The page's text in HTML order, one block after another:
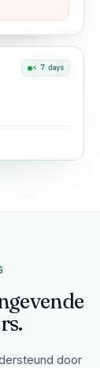
< 7 days
door